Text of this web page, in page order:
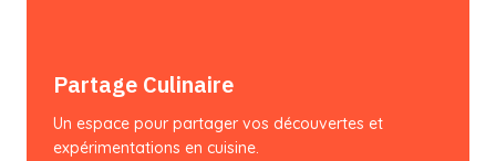
Partage Culinaire
Un espace pour partager vos découvertes et
expérimentations en cuisine.